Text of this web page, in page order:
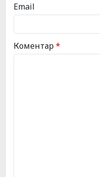
Email
Коментар*